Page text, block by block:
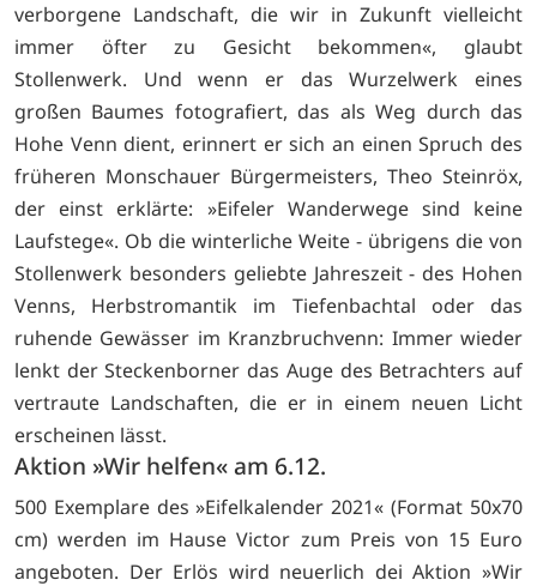
verborgene Landschaft, die wir in Zukunft vielleicht
immer öfter zu Gesicht bekommen«, glaubt
Stollenwerk. Und wenn er das Wurzelwerk eines
großen Baumes fotografiert, das als Weg durch das
Hohe Venn dient, erinnert er sich an einen Spruch des
früheren Monschauer Bürgermeisters, Theo Steinröx,
der einst erklärte: »Eifeler Wanderwege sind keine
Laufstege«. Ob die winterliche Weite - übrigens die von
Stollenwerk besonders geliebte Jahreszeit - des Hohen
Venns, Herbstromantik im Tiefenbachtal oder das
ruhende Gewässer im Kranzbruchvenn: Immer wieder
lenkt der Steckenborner das Auge des Betrachters auf
vertraute Landschaften, die er in einem neuen Licht
erscheinen lässt.
Aktion »Wir helfen« am 6.12.
500 Exemplare des »Eifelkalender 2021« (Format 50x70
cm) werden im Hause Victor zum Preis von 15 Euro
angeboten. Der Erlös wird neuerlich dei Aktion »Wir